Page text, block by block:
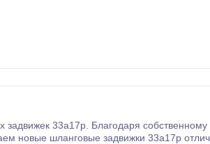
33а17р. Благодаря собственному
новые шланговые задвижки 33а17р